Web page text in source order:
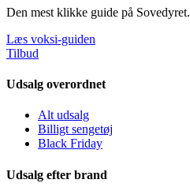
Den mest klikke guide på Sovedyret.
Læs voksi-guiden
Tilbud
Udsalg overordnet
Alt udsalg
Billigt sengetøj
Black Friday
Udsalg efter brand